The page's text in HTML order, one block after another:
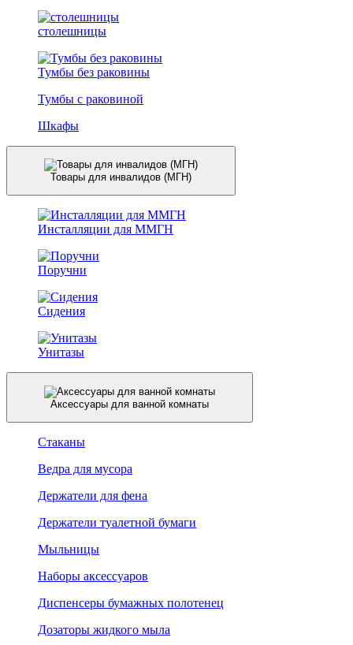
столешницы
Тумбы без раковины
Тумбы с раковиной
Шкафы
Товары для инвалидов (МГН)
Инсталляции для ММГН
Поручни
Сидения
Унитазы
Аксессуары для ванной комнаты
Стаканы
Ведра для мусора
Держатели для фена
Держатели туалетной бумаги
Мыльницы
Наборы аксессуаров
Диспенсеры бумажных полотенец
Дозаторы жидкого мыла